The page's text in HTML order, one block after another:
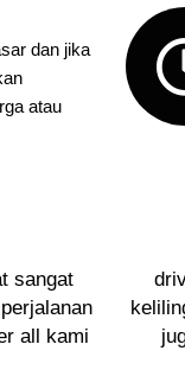
dan jika
atau
sangat
all kami